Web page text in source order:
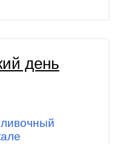
день